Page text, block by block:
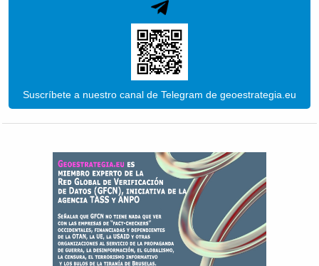
Suscríbete a nuestro canal de Telegram de geoestrategia.eu